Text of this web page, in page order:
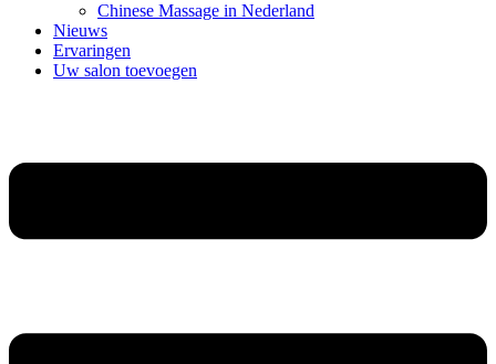
Chinese Massage in Nederland
Nieuws
Ervaringen
Uw salon toevoegen